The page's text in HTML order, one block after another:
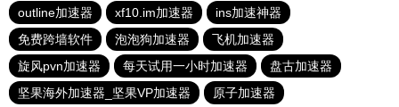
outline加速器
xf10.im加速器
ins加速神器
免费跨墙软件
泡泡狗加速器
飞机加速器
旋风pvn加速器
每天试用一小时加速器
盘古加速器
坚果海外加速器_坚果VP加速器
原子加速器